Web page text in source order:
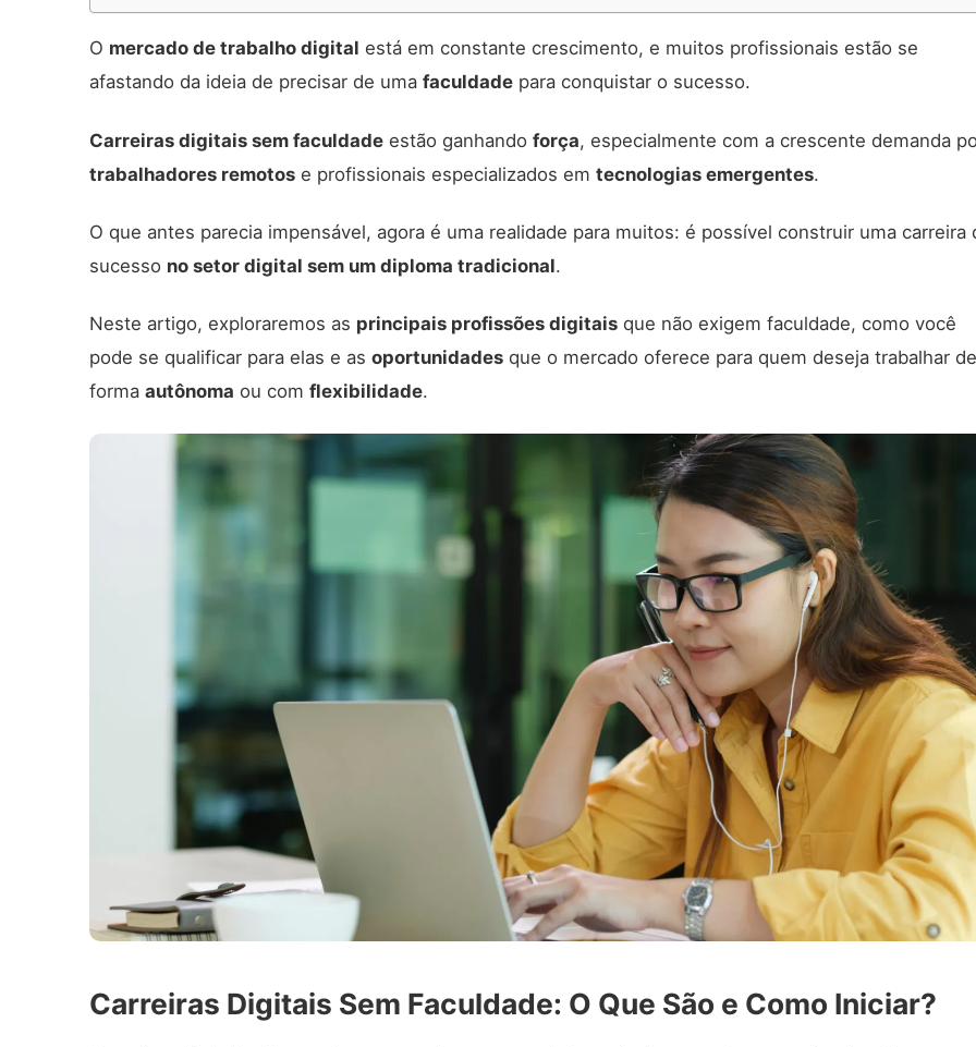
O mercado de trabalho digital está em constante crescimento, e muitos profissionais estão se
afastando da ideia de precisar de uma faculdade para conquistar o sucesso.
Carreiras digitais sem faculdade estão ganhando força, especialmente com a crescente demanda
trabalhadores remotos e profissionais especializados em tecnologias emergentes.
O que antes parecia impensável, agora é uma realidade para muitos: é possível construir uma carreira
sucesso no setor digital sem um diploma tradicional.
Neste artigo, exploraremos as principais profissões digitais que não exigem faculdade, como você
pode se qualificar para elas e as oportunidades que o mercado oferece para quem deseja trabalhar de
forma autônoma ou com flexibilidade.
Carreiras Digitais Sem Faculdade: O Que São e Como Iniciar?